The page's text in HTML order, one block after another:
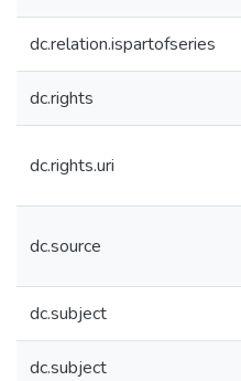
dc.relation.ispartofseries
dc.rights
dc.rights.uri
dc.source
dc.subject
dc.subject